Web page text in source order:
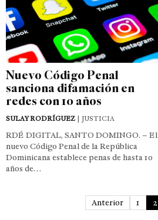
Nuevo Código Penal
sanciona difamación en
redes con 10 años
SULAY RODRÍGUEZ | JUSTICIA
RDÉ DIGITAL, SANTO DOMINGO. – El
nuevo Código Penal de la República
Dominicana establece penas de hasta 10
años de…
Anterior 1 2